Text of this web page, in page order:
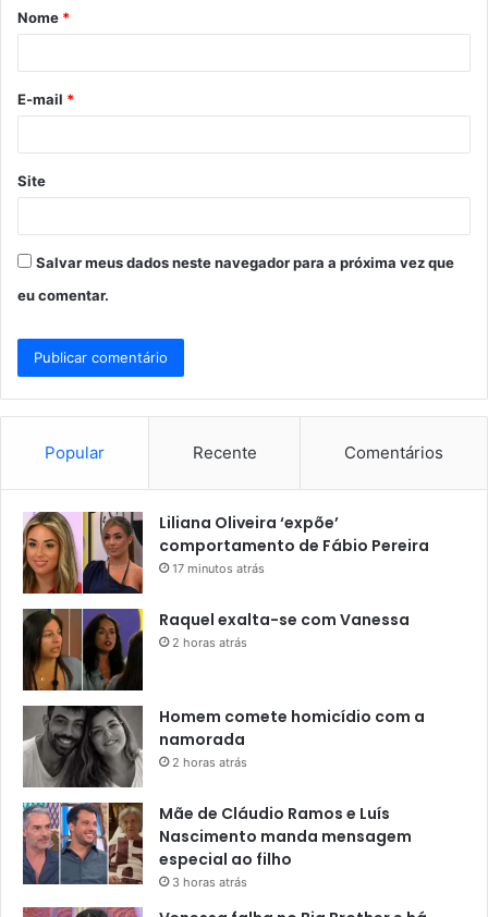
r
*
Nome *
E-mail *
Site
Salvar meus dados neste navegador para a próxima vez que
eu comentar.
Popular Recente Comentários
Liliana Oliveira ‘expõe’
comportamento de Fábio Pereira
17 minutos atrás
Raquel exalta-se com Vanessa
2 horas atrás
Homem comete homicídio com a
namorada
2 horas atrás
Mãe de Cláudio Ramos e Luís
Nascimento manda mensagem
especial ao filho
3 horas atrás